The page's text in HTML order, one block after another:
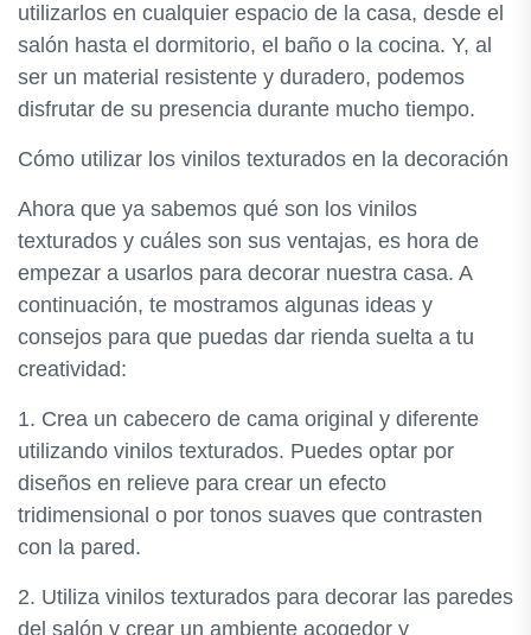
utilizarlos en cualquier espacio de la casa, desde el
salón hasta el dormitorio, el baño o la cocina. Y, al
ser un material resistente y duradero, podemos
disfrutar de su presencia durante mucho tiempo.
Cómo utilizar los vinilos texturados en la decoración
Ahora que ya sabemos qué son los vinilos
texturados y cuáles son sus ventajas, es hora de
empezar a usarlos para decorar nuestra casa. A
continuación, te mostramos algunas ideas y
consejos para que puedas dar rienda suelta a tu
creatividad:
1. Crea un cabecero de cama original y diferente
utilizando vinilos texturados. Puedes optar por
diseños en relieve para crear un efecto
tridimensional o por tonos suaves que contrasten
con la pared.
2. Utiliza vinilos texturados para decorar las paredes
del salón y crear un ambiente acogedor y